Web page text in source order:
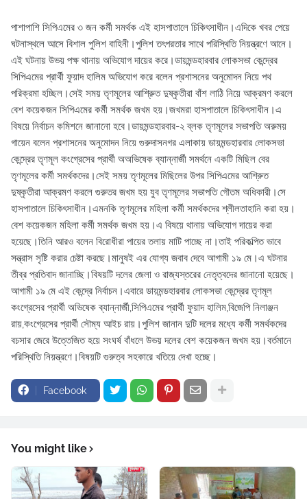
পাশাপাশি সিপিএমের ৩ জন কর্মী সমর্থক এই হাসপাতালে চিকিৎসাধীন।এদিকে খবর পেয়ে
ঘটনাস্থলে আসে বিশাল পুলিশ বাহিনী।পুলিশ তৎপরতার সাথে পরিস্থিতি নিয়ন্ত্রণে আনে।
এই ঘটনায় উভয় পক্ষ থানায় অভিযোগ দায়ের করে।ডায়মন্ডহারবার লোকসভা কেন্দ্রের
সিপিএমের প্রার্থী ফুয়াদ হালিম অভিযোগ করে বলেন প্রশাসনের অনুমোদন নিয়ে পথ
পরিক্রমা হচ্ছিল।সেই সময় তৃণমূলের আশ্রুিত দুষ্কৃতীরা বাঁশ লাঠি নিয়ে আক্রমণ করলে
বেশ কয়েকজন সিপিএমের কর্মী সমর্থক জখম হয়।জখমরা হাসপাতালে চিকিৎসাধীন।এ
বিষয়ে নির্বাচন কমিশনে জানানো হবে।ডায়মন্ডহারবার-২ ব্লক তৃণমূলের সভাপতি অরুময়
গায়েন বলেন প্রশাসনের অনুমোদন নিয়ে গুরুদাসনগর এলাকায় ডায়মন্ডহারবার লোকসভা
কেন্দ্রের তৃণমূল কংগ্রেসের প্রার্থী অঅভিষেক ব্যান্নার্জী সমর্থনে একটি মিছিল বের
তৃণমূলের কর্মী সমর্থকদের।সেই সময় তৃণমূলের মিছিলের উপর সিপিএমের আশ্রুিত
দুষ্কৃতীরা আক্রমণ করলে গুরুতর জখম হয় যুব তৃণমূলের সভাপতি গৌতম অধিকারী।সে
হাসপাতালে চিকিৎসাধীন।এমনকি তৃণমূলের মহিলা কর্মী সমর্থকদের শ্লীলতাহানি করা হয়।
বেশ কয়েকজন মহিলা কর্মী সমর্থক জখম হয়।এ বিষয়ে থানায় অভিযোগ দায়ের করা
হয়েছে।তিনি আরও বলেন বিরোধীরা পায়ের তলায় মাটি পাচ্ছে না।তাই পরিকল্পিত ভাবে
সন্ত্রাস সৃষ্টি করার চেষ্টা করছে।মানুষই এর যোগ্য জবাব দেবে আগামী ১৯ মে।এ ঘটনার
তীব্র প্রতিবাদ জানাচ্ছি।বিষয়টি দলের জেলা ও রাজ্যস্তরের নেতৃত্বদের জানানো হয়েছে।
আগামী ১৯ মে এই কেন্দ্রে নির্বাচন।এবারে ডায়মন্ডহারবার লোকসভা কেন্দ্রের তৃণমূল
কংগ্রেসের প্রার্থী অভিষেক ব্যান্নার্জী,সিপিএমের প্রার্থী ফুয়াদ হালিম,বিজেপি নিলাঞ্জন
রায়,কংগ্রেসের প্রার্থী সৌম্য আইচ রায়।পুলিশ জানান দুটি দলের মধ্যে কর্মী সমর্থকদের
বচসার জেরে উত্তেজিত হয়ে সংঘর্ষ বাঁধলে উভয় দলের বেশ কয়েকজন জখম হয়।বর্তমানে
পরিস্থিতি নিয়ন্ত্রণে।বিষয়টি গুরুত্ব সহকারে খতিয়ে দেখা হচ্ছে।
Facebook
You might like